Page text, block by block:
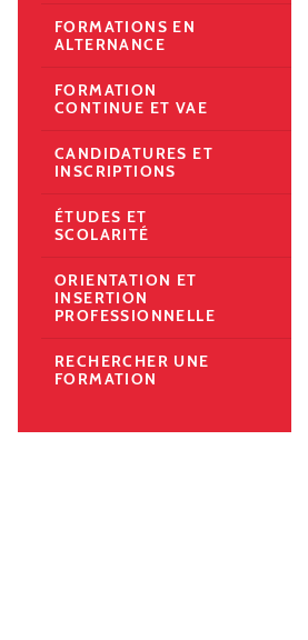
FORMATIONS EN
ALTERNANCE
FORMATION
CONTINUE ET VAE
CANDIDATURES ET
INSCRIPTIONS
ÉTUDES ET
SCOLARITÉ
ORIENTATION ET
INSERTION
PROFESSIONNELLE
RECHERCHER UNE
FORMATION